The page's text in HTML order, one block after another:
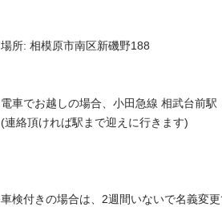
場所: 相模原市南区新磯野188
電車でお越しの場合、小田急線 相武台前駅
(連絡頂ければ駅まで迎えに行きます)
車検付きの場合は、2週間いないで名義変